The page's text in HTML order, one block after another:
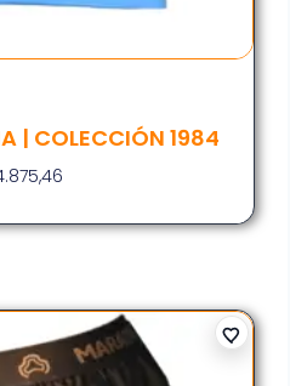
| COLECCIÓN 1984